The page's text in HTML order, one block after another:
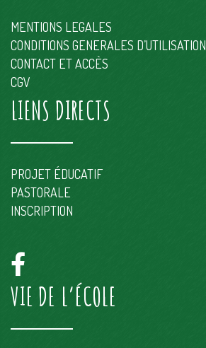
MENTIONS LEGALES
CONDITIONS GENERALES D’UTILISATION
CONTACT ET ACCÈS
CGV
LIENS DIRECTS
PROJET ÉDUCATIF
PASTORALE
INSCRIPTION
VIE DE L’ÉCOLE